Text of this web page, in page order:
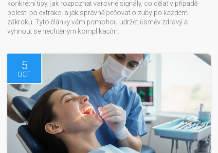
konkrétní tipy, jak rozpoznat varovné signály, co dělat v případě
bolesti po extrakci a jak správně pečovat o zuby po každém
zákroku. Tyto články vám pomohou udržet úsměv zdravý a
vyhnout se nechtěným komplikacím.
5
OCT